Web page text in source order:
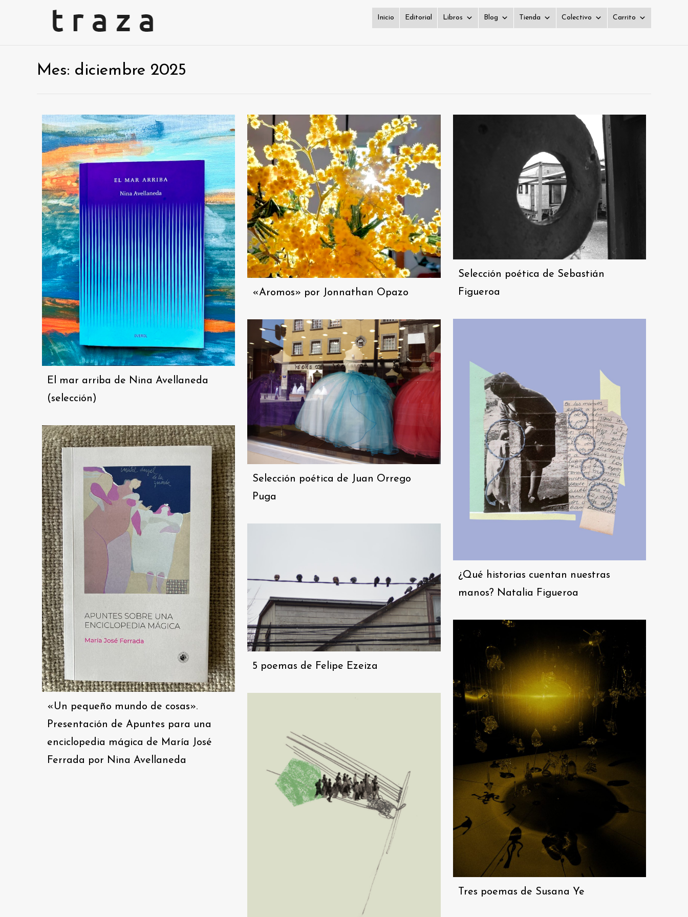
Inicio Editorial Libros Blog Tienda Colectivo Carrito
Mes: diciembre 2025
El mar arriba de Nina Avellaneda
(selección)
«Aromos» por Jonnathan Opazo
Selección poética de Sebastián
Figueroa
¿Qué historias cuentan nuestras
manos? Natalia Figueroa
Selección poética de Juan Orrego
Puga
«Un pequeño mundo de cosas».
Presentación de Apuntes para una
enciclopedia mágica de María José
Ferrada por Nina Avellaneda
5 poemas de Felipe Ezeiza
Tres poemas de Susana Ye